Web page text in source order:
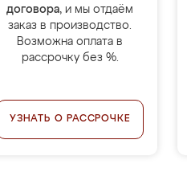
договора, и мы отдаём
заказ в производство.
Возможна оплата в
рассрочку без %.
УЗНАТЬ О РАССРОЧКЕ